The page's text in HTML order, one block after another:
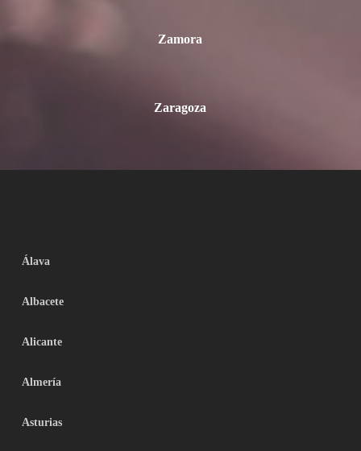
Zamora
Zaragoza
Álava
Albacete
Alicante
Almería
Asturias